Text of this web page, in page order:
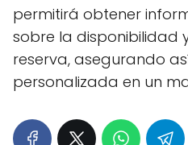
permitirá obtener
sobre la disponibilidad
reserva, asegurando
personalizada en un